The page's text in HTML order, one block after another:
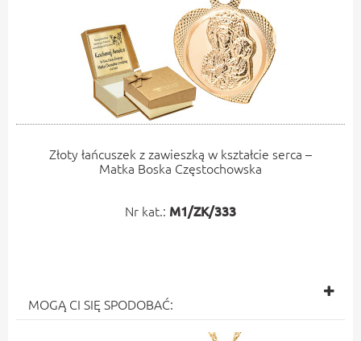
Złoty łańcuszek z zawieszką w kształcie serca –
Matka Boska Częstochowska
Nr kat.: M1/ZK/333
MOGĄ CI SIĘ SPODOBAĆ: